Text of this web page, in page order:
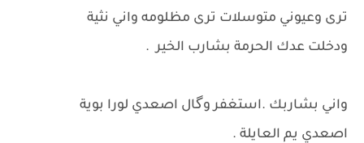
ترى وعيوني متوسلات ترى مظلومه واني نثية
ودخلت عدك الحرمة بشارب الخير .
واني بشاربك .استغفر وگال اصعدي لورا بوية
اصعدي يم العايلة .